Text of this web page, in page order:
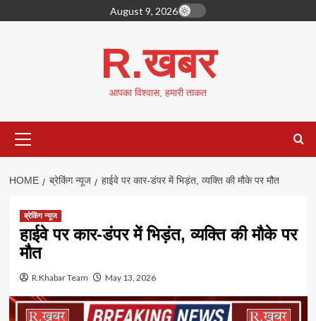
to
August 9, 2026
R.खबर
आपका विश्वास, हमारी ताकत
Menu
HOME ब्रेकिंग न्यूज हाईवे पर कार-डंपर में भिड़ंत, व्यक्ति की मौके पर मौत
ब्रेकिंग न्यूज
हाईवे पर कार-डंपर में भिड़ंत, व्यक्ति की मौके पर
मौत
R.Khabar Team May 13, 2026